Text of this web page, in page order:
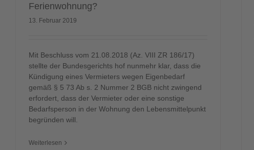
Ferienwohnung?
13. Februar 2019
Mit Beschluss vom 21.08.2018 (Az. VIII ZR 186/17)
stellte der Bundesgerichts hof nunmehr klar, dass die
Kündigung eines Vermieters wegen Eigenbedarf
gemäß § 5 73 Ab s. 2 Nummer 2 BGB nicht zwingend
erfordert, dass der Vermieter oder eine sonstige
Bedarfsperson in der Wohnung den Lebensmittelpunkt
begründen will.
Weiterlesen